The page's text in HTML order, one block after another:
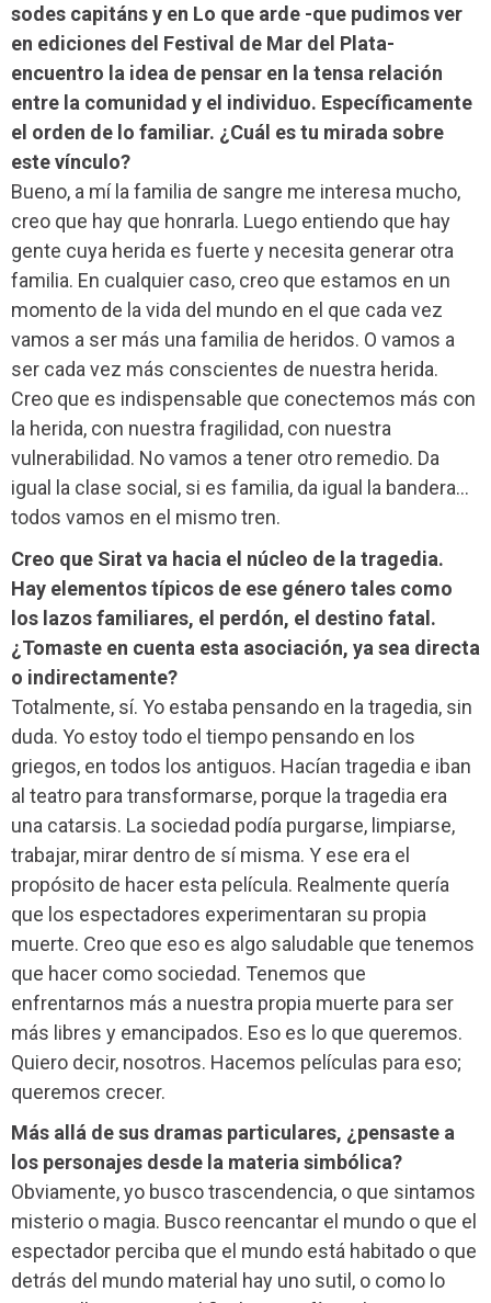
sodes capitáns y en Lo que arde -que pudimos ver
en ediciones del Festival de Mar del Plata-
encuentro la idea de pensar en la tensa relación
entre la comunidad y el individuo. Específicamente
el orden de lo familiar. ¿Cuál es tu mirada sobre
este vínculo?
Bueno, a mí la familia de sangre me interesa mucho,
creo que hay que honrarla. Luego entiendo que hay
gente cuya herida es fuerte y necesita generar otra
familia. En cualquier caso, creo que estamos en un
momento de la vida del mundo en el que cada vez
vamos a ser más una familia de heridos. O vamos a
ser cada vez más conscientes de nuestra herida.
Creo que es indispensable que conectemos más con
la herida, con nuestra fragilidad, con nuestra
vulnerabilidad. No vamos a tener otro remedio. Da
igual la clase social, si es familia, da igual la bandera…
todos vamos en el mismo tren.
Creo que Sirat va hacia el núcleo de la tragedia.
Hay elementos típicos de ese género tales como
los lazos familiares, el perdón, el destino fatal.
¿Tomaste en cuenta esta asociación, ya sea directa
o indirectamente?
Totalmente, sí. Yo estaba pensando en la tragedia, sin
duda. Yo estoy todo el tiempo pensando en los
griegos, en todos los antiguos. Hacían tragedia e iban
al teatro para transformarse, porque la tragedia era
una catarsis. La sociedad podía purgarse, limpiarse,
trabajar, mirar dentro de sí misma. Y ese era el
propósito de hacer esta película. Realmente quería
que los espectadores experimentaran su propia
muerte. Creo que eso es algo saludable que tenemos
que hacer como sociedad. Tenemos que
enfrentarnos más a nuestra propia muerte para ser
más libres y emancipados. Eso es lo que queremos.
Quiero decir, nosotros. Hacemos películas para eso;
queremos crecer.
Más allá de sus dramas particulares, ¿pensaste a
los personajes desde la materia simbólica?
Obviamente, yo busco trascendencia, o que sintamos
misterio o magia. Busco reencantar el mundo o que el
espectador perciba que el mundo está habitado o que
detrás del mundo material hay uno sutil, o como lo